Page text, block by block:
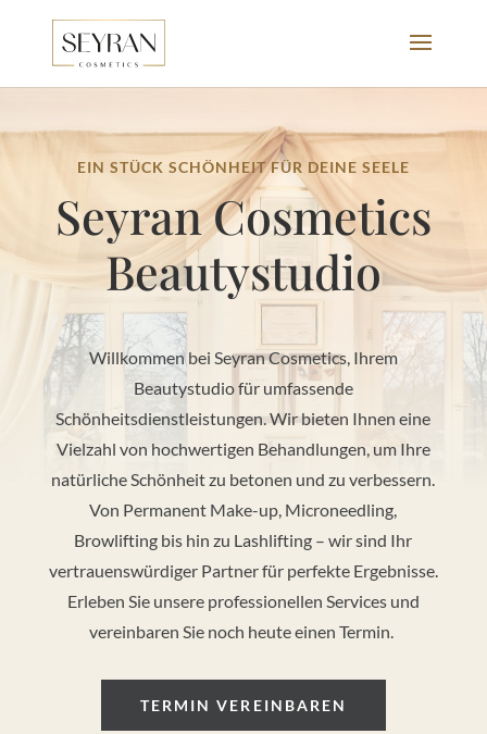
EIN STÜCK SCHÖNHEIT FÜR DEINE SEELE
Seyran Cosmetics
Beautystudio
Willkommen bei Seyran Cosmetics, Ihrem
Beautystudio für umfassende
Schönheitsdienstleistungen. Wir bieten Ihnen eine
Vielzahl von hochwertigen Behandlungen, um Ihre
natürliche Schönheit zu betonen und zu verbessern.
Von Permanent Make-up, Microneedling,
Browlifting bis hin zu Lashlifting – wir sind Ihr
vertrauenswürdiger Partner für perfekte Ergebnisse.
Erleben Sie unsere professionellen Services und
vereinbaren Sie noch heute einen Termin.
TERMIN VEREINBAREN